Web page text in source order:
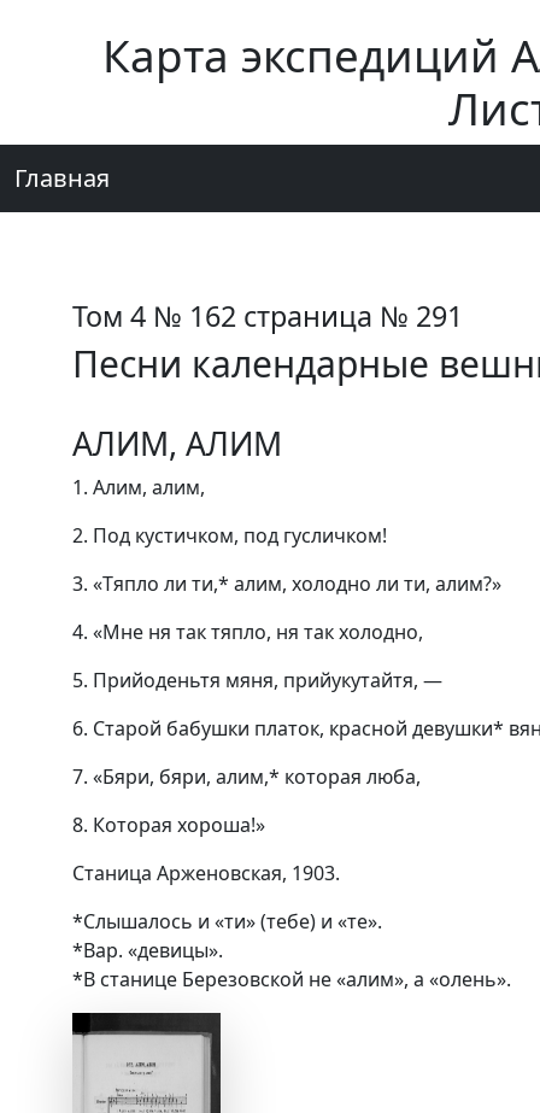
Карта экспедиций
Главная
Том 4 № 162 страница № 291
Песни календарные
АЛИМ, АЛИМ
1. Алим, алим,
2. Под кустичком, под гусличком!
3. «Тяпло ли ти,* алим, холодно ли ти, алим?»
4. «Мне ня так тяпло, ня так холодно,
5. Прийоденьтя мяня, прийукутайтя, —
6. Старой бабушки платок, красной девушки*
7. «Бяри, бяри, алим,* которая люба,
8. Которая хороша!»
Станица Арженовская, 1903.
*Слышалось и «ти» (тебе) и «те».
*Вар. «девицы».
*В станице Березовской не «алим», а «олень».